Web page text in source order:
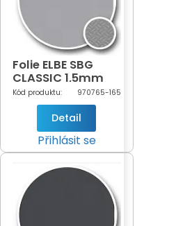
Folie ELBE SBG
CLASSIC 1,5mm
Grey šíře 1,65m
(šedá - 765)
Kód produktu: 970765-165
Detail
Přihlásit se